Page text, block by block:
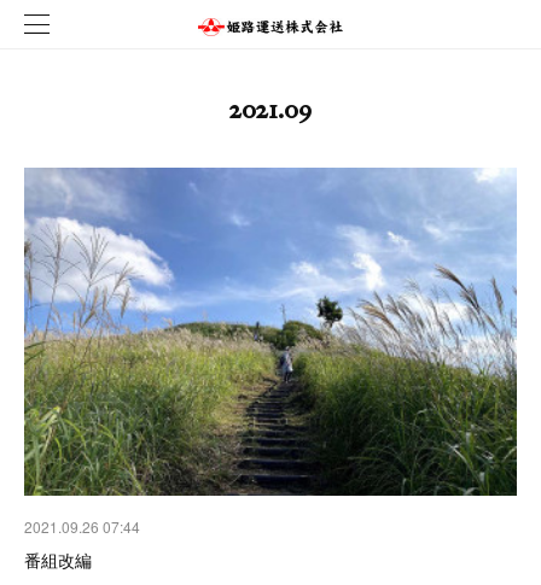
2021.09
2021.09.26 07:44
番組改編